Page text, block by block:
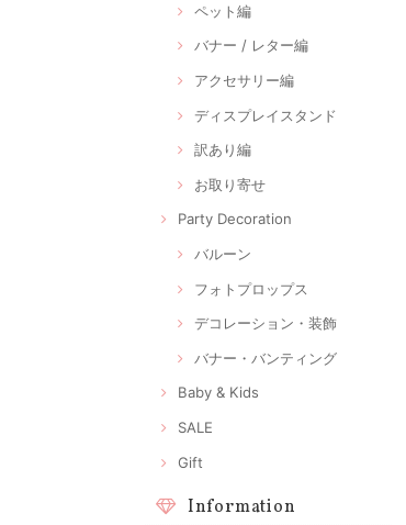
ペット編
バナー / レター編
アクセサリー編
ディスプレイスタンド
訳あり編
お取り寄せ
Party Decoration
バルーン
フォトプロップス
デコレーション・装飾
バナー・バンティング
Baby & Kids
SALE
Gift
Information